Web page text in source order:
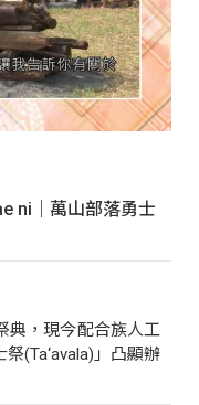
ni｜萬山部落勇士
典，現今配合族人工
(Ta‘avala)」凸顯辦